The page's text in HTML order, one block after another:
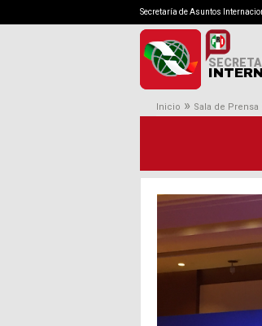
Secretaría de Asuntos
Inicio » Sala de Prensa